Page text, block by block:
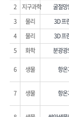
2 지구과학 굴절망
3
물리 3D 프
4
물리 3D 프
5
화학 분광광
6 생물 항온
7 생물 항온